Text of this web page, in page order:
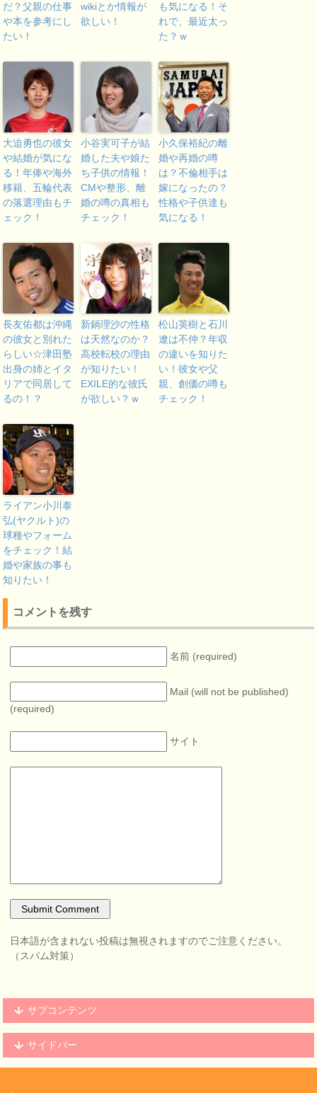
だ？父親の仕事
や本を参考にし
たい！
wikiとか情報が
欲しい！
も気になる！そ
れで、最近太っ
た？ｗ
大迫勇也の彼女
や結婚が気にな
る！年俸や海外
移籍、五輪代表
の落選理由もチ
ェック！
小谷実可子が結
婚した夫や娘た
ち子供の情報！
CMや整形、離
婚の噂の真相も
チェック！
小久保裕紀の離
婚や再婚の噂
は？不倫相手は
嫁になったの？
性格や子供達も
気になる！
長友佑都は沖縄
の彼女と別れた
らしい☆津田塾
出身の姉とイタ
リアで同居して
るの！？
新鍋理沙の性格
は天然なのか？
高校転校の理由
が知りたい！
EXILE的な彼氏
が欲しい？ｗ
松山英樹と石川
遼は不仲？年収
の違いを知りた
い！彼女や父
親、創価の噂も
チェック！
ライアン小川泰
弘(ヤクルト)の
球種やフォーム
をチェック！結
婚や家族の事も
知りたい！
コメントを残す
名前 (required)
Mail (will not be published)
(required)
サイト
日本語が含まれない投稿は無視されますのでご注意ください。
（スパム対策）
サブコンテンツ
サイドバー